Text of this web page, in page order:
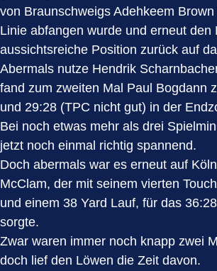
von Braunschweigs Adehkeem
Linie abfangen wurde und erneut den
aussichtsreiche Position zurück auf
Abermals nutze Hendrik
fand zum zweiten Mal Paul Bogdann
und 29:28 (TPC nicht gut) in der
Bei noch etwas mehr als drei
jetzt noch einmal richtig spannend.
Doch abermals war es erneut auf
McClam, der mit seinem vierten
und einem 38 Yard Lauf, für das
sorgte.
Zwar waren immer noch knapp zwei
doch lief den Löwen die Zeit davon.